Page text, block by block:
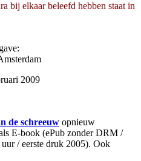
bij elkaar beleefd hebben staat in
2009
de schreeuw opnieuw
E-book (ePub zonder DRM /
/ eerste druk 2005). Ook